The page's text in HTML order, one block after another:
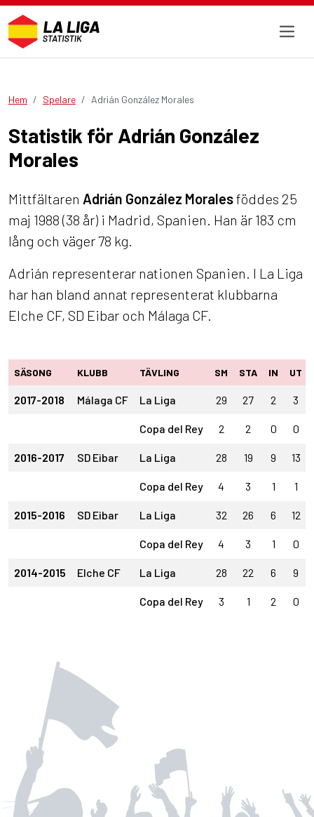
Hem Spelare Adrián González Morales
Statistik för Adrián González
Morales
Mittfältaren Adrián González Moralesföddes 25
maj 1988 (38 år) i Madrid, Spanien. Han är 183 cm
lång och väger 78 kg.
Adrián representerar nationen Spanien. I La Liga
har han bland annat representerat klubbarna
Elche CF, SD Eibar och Málaga CF.
SÄSONG KLUBB TÄVLING SM STA IN UT
2017-2018 Málaga CF La Liga 29 27 2 3
Copa del Rey 2 2 0 0
2016-2017 SD Eibar La Liga 28 19 9 13
Copa del Rey 4 3 1 1
2015-2016 SD Eibar La Liga 32 26 6 12
Copa del Rey 4 3 1 0
2014-2015 Elche CF La Liga 28 22 6 9
Copa del Rey 3 1 2 0